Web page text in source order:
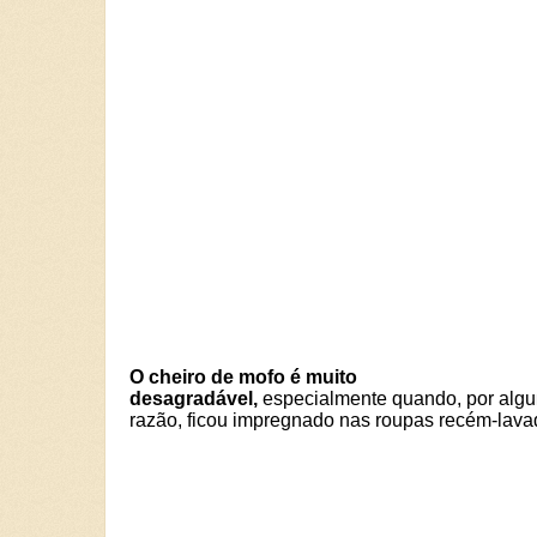
O cheiro de mofo é muito
desagradável, especialmente quando, por
razão, ficou impregnado nas roupas recém-